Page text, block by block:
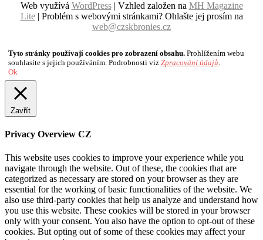
Web využívá WordPress| Vzhled založen na MH Magazine
Lite| Problém s webovými stránkami? Ohlašte jej prosím na
web@czskbronies.cz
Tyto stránky používají cookies pro zobrazení obsahu. Prohlížením webu
souhlasíte s jejich používáním. Podrobnosti viz Zpracování údajů.
Ok
Zavřít
Privacy Overview CZ
This website uses cookies to improve your experience while you
navigate through the website. Out of these, the cookies that are
categorized as necessary are stored on your browser as they are
essential for the working of basic functionalities of the website. We
also use third-party cookies that help us analyze and understand how
you use this website. These cookies will be stored in your browser
only with your consent. You also have the option to opt-out of these
cookies. But opting out of some of these cookies may affect your